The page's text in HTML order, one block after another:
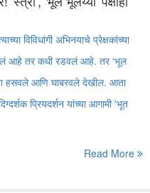
विविधांगी अभिनयाचे प्रेक्षकांच्या
आहे तर कधी रडवलं आहे. तर ‘भूल
हसवले आणि घाबरवले देखील. आता
प्रियदर्शन यांच्या आगामी 'भूत
Read More